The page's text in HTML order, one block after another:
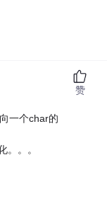
一个char的
。。。
赞